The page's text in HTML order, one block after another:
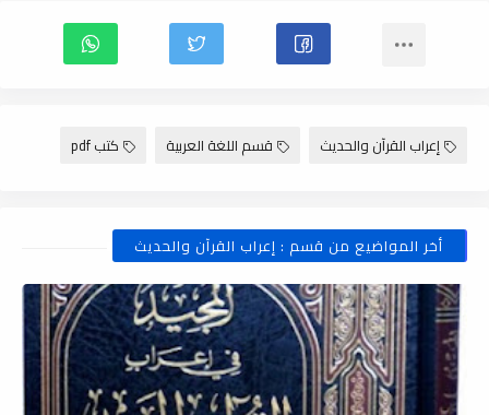
إعراب القرآن والحديث قسم اللغة العربية كتب pdf
أخر المواضيع من قسم : إعراب القرآن والحديث